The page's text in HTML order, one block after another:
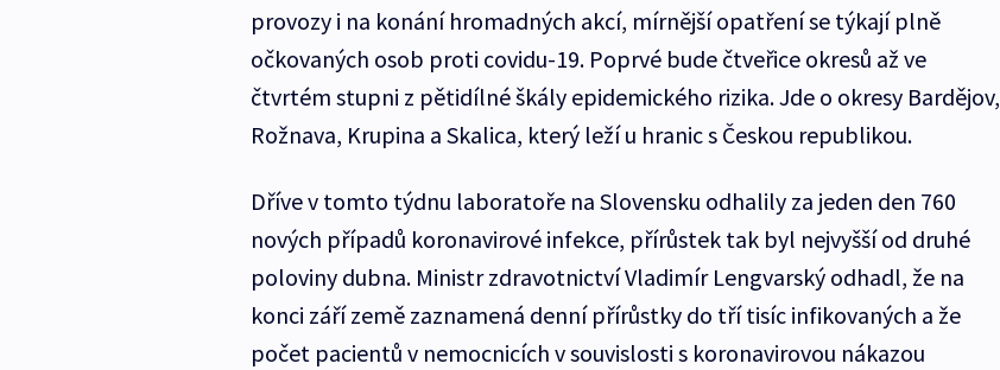
provozy i na konání hromadných akcí, mírnější opatření se týkají plně
očkovaných osob proti covidu-19. Poprvé bude čtveřice okresů až ve
čtvrtém stupni z pětidílné škály epidemického rizika. Jde o okresy Bardějov,
Rožnava, Krupina a Skalica, který leží u hranic s Českou republikou.
Dříve v tomto týdnu laboratoře na Slovensku odhalily za jeden den 760
nových případů koronavirové infekce, přírůstek tak byl nejvyšší od druhé
poloviny dubna. Ministr zdravotnictví Vladimír Lengvarský odhadl, že na
konci září země zaznamená denní přírůstky do tří tisíc infikovaných a že
počet pacientů v nemocnicích v souvislosti s koronavirovou nákazou